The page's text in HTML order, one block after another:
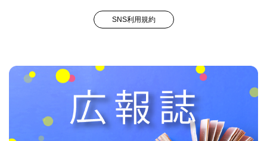
SNS利用規約